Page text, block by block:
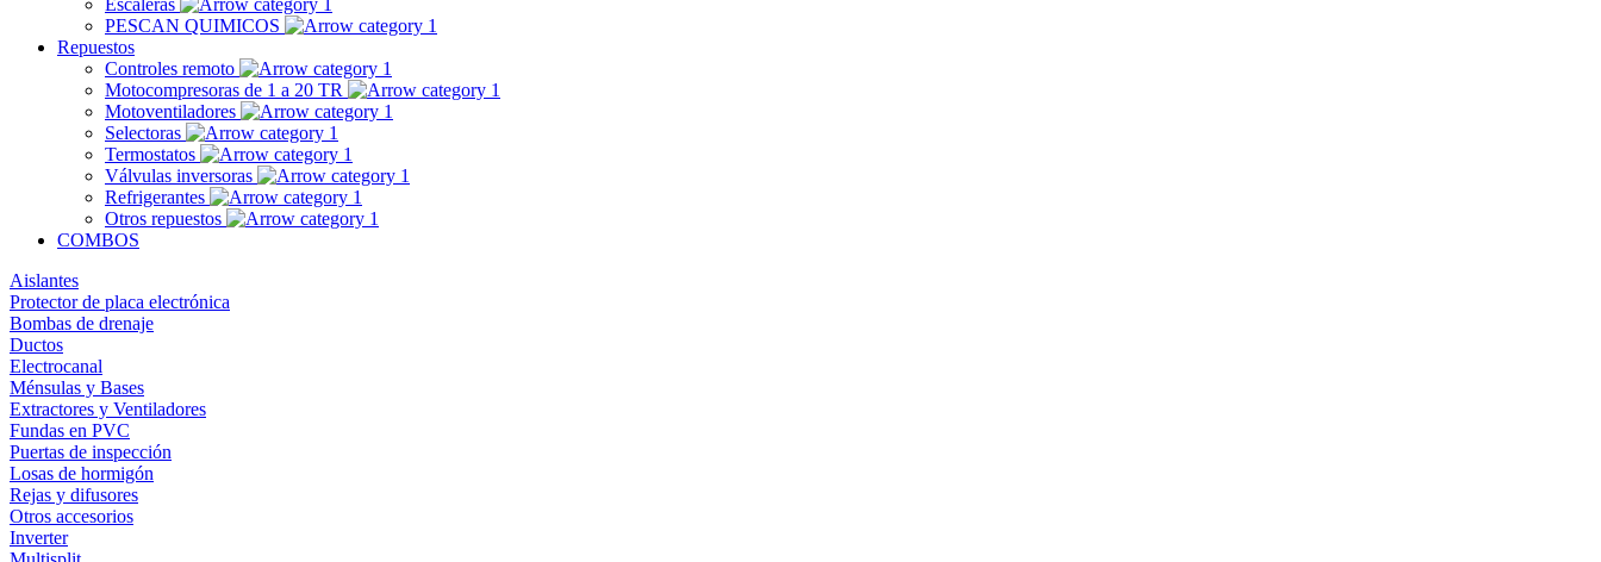
Escaleras
PESCAN QUIMICOS
Repuestos
Controles remoto
Motocompresoras de 1 a 20 TR
Motoventiladores
Selectoras
Termostatos
Válvulas inversoras
Refrigerantes
Otros repuestos
COMBOS
Aislantes
Protector de placa electrónica
Bombas de drenaje
Ductos
Electrocanal
Ménsulas y Bases
Extractores y Ventiladores
Fundas en PVC
Puertas de inspección
Losas de hormigón
Rejas y difusores
Otros accesorios
Inverter